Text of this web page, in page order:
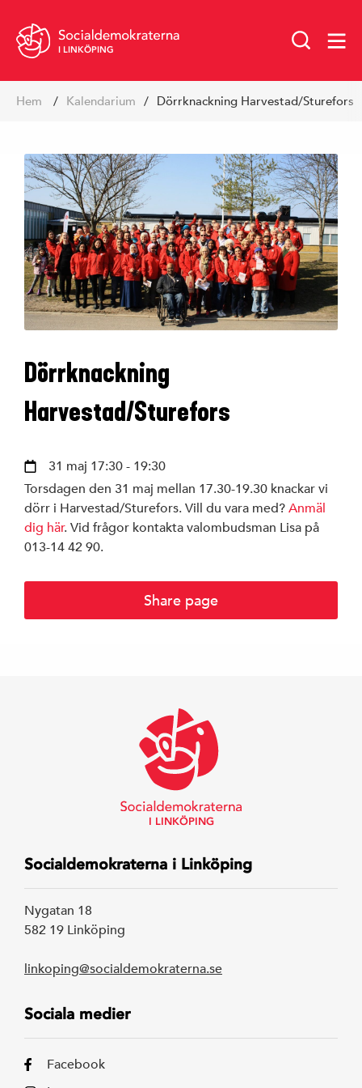
I LINKÖPING
Vår politik
Region
Hem kalendarium Dörrknackning Harvestad/Sturefors
Dörrknackning
Harvestad/Sturefors
31 maj 17:30 - 19:30
Torsdagen den 31 maj mellan 17.30-19.30 knackar vi
dörr i Harvestad/Sturefors. Vill du vara med? Anmäl
dig här. Vid frågor kontakta valombudsman Lisa på
013-14 42 90.
Share page
I LINKÖPING
Socialdemokraterna i Linköping
Nygatan 18
582 19 Linköping
linkoping@socialdemokraterna.se
Sociala medier
Facebook